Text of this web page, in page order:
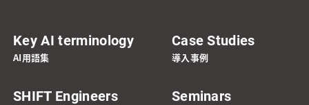
Key AI terminology
AI用語集
Case Studies
導入事例
SHIFT Engineers Seminars